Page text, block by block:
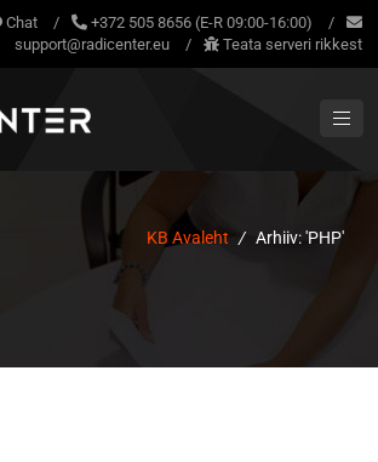
Chat / +372 505 8656 (E-R 09:00-16:00)
/
support@radicenter.eu
/ Teata serveri rikkest
KB Avaleht / Arhiiv: 'PHP'